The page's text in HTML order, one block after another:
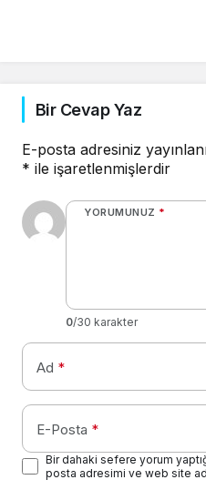
Bir Cevap Yaz
E-posta adresiniz
* ile işaretlenmişlerdir
YORUMUNUZ *
0/30 karakter
Ad *
E-Posta *
Bir dahaki sefere yorum
posta adresimi ve web site